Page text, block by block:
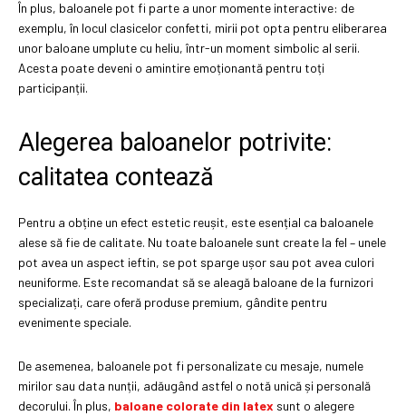
În plus, baloanele pot fi parte a unor momente interactive: de
exemplu, în locul clasicelor confetti, mirii pot opta pentru eliberarea
unor baloane umplute cu heliu, într-un moment simbolic al serii.
Acesta poate deveni o amintire emoționantă pentru toți
participanții.
Alegerea baloanelor potrivite:
calitatea contează
Pentru a obține un efect estetic reușit, este esențial ca baloanele
alese să fie de calitate. Nu toate baloanele sunt create la fel – unele
pot avea un aspect ieftin, se pot sparge ușor sau pot avea culori
neuniforme. Este recomandat să se aleagă baloane de la furnizori
specializați, care oferă produse premium, gândite pentru
evenimente speciale.
De asemenea, baloanele pot fi personalizate cu mesaje, numele
mirilor sau data nunții, adăugând astfel o notă unică și personală
decorului. În plus, baloane colorate din latex sunt o alegere